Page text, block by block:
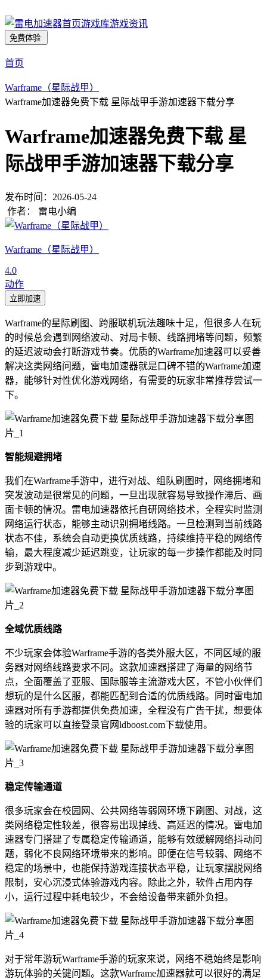
首页游戏库游戏资讯
免费体验
首页
Warframe（星际战甲）
Warframe加速器免费下载 星际战甲手游加速器下载分享
Warframe加速器免费下载 星
际战甲手游加速器下载分享
发布时间： 2026-05-24
作者： 雷电小编
Warframe（星际战甲）
4.0
动作
立即加速
Warframe的星际刷图、跨服联机玩法趣味十足，但很多人在玩
的时候总会遇到网络波动、对局卡顿、线路拥堵等问题，频繁
的延迟波动会打断游戏节奏。优质的Warframe加速器可以妥善
解决这类网络问题，雷电加速器就是口碑不错的Warframe加速
器，能够针对性优化游戏网络，有需要的玩家非常推荐尝试一
下。
智能规避拥堵
我们在Warframe手游中，进行对战、组队刷图时，网络拥堵和
突发波动是很常见的问题，一旦出现就容易导致操作滞后、画
面卡顿的情况。雷电加速器依托自研网络技术，全程实时监测
网络运行状态，能够主动识别拥堵线路。一旦检测到当前线路
状态不佳，系统会自动更换优质线路，持续维持平稳的网络传
输，最大程度减少延迟跳变，让玩家的每一步操作都能及时同
步到游戏中。
全域优质线路
不少玩家会体验Warframe手游的各类外服大区，不同区域的服
务器对网络线路要求不同。这款加速器搭建了海量的网络节
点，全面覆盖了亚服、国际服等主流游戏大区，不管小伙伴们
想玩的是什么区服，都能匹配到合适的优质线路。同时雷电加
速器对所有手游都提供免费加速，全程没有广告干扰，想要体
验的玩家可以直接登录官网ldboost.com下载使用。
稳定传输通道
很多玩家会在校园网、公共网络等弱网环境下刷图、对战，这
类网络稳定性较差，很容易出现掉线、高延迟的情况。雷电加
速器专门搭建了专属稳定传输通道，能够有效缓解网络抖动问
题，弱化不良网络环境带来的影响。即便在信号较弱、网络不
稳定的场景中，也能保持游戏连接状态平稳，让玩家摆脱网络
限制，安心沉浸式体验游戏内容。除此之外，软件占用内存
小，运行过程中耗电较少，不会给设备带来额外负担。
对于常年游玩Warframe手游的玩家来说，网络不稳始终是影响
游玩体验的关键问题。这款Warframe加速器就可以很好的满足